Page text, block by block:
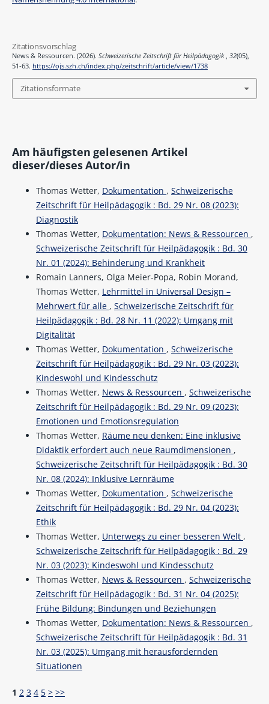
Zitationsvorschlag
News & Ressourcen. (2026). Schweizerische Zeitschrift für Heilpädagogik , 32(05),
51-63. https://ojs.szh.ch/index.php/zeitschrift/article/view/1738
Zitationsformate
Am häufigsten gelesenen Artikel
dieser/dieses Autor/in
Thomas Wetter, Dokumentation , Schweizerische
Zeitschrift für Heilpädagogik : Bd. 29 Nr. 08 (2023):
Diagnostik
Thomas Wetter, Dokumentation: News & Ressourcen ,
Schweizerische Zeitschrift für Heilpädagogik : Bd. 30
Nr. 01 (2024): Behinderung und Krankheit
Romain Lanners, Olga Meier-Popa, Robin Morand,
Thomas Wetter, Lehrmittel in Universal Design –
Mehrwert für alle , Schweizerische Zeitschrift für
Heilpädagogik : Bd. 28 Nr. 11 (2022): Umgang mit
Digitalität
Thomas Wetter, Dokumentation , Schweizerische
Zeitschrift für Heilpädagogik : Bd. 29 Nr. 03 (2023):
Kindeswohl und Kindesschutz
Thomas Wetter, News & Ressourcen , Schweizerische
Zeitschrift für Heilpädagogik : Bd. 29 Nr. 09 (2023):
Emotionen und Emotionsregulation
Thomas Wetter, Räume neu denken: Eine inklusive
Didaktik erfordert auch neue Raumdimensionen ,
Schweizerische Zeitschrift für Heilpädagogik : Bd. 30
Nr. 08 (2024): Inklusive Lernräume
Thomas Wetter, Dokumentation , Schweizerische
Zeitschrift für Heilpädagogik : Bd. 29 Nr. 04 (2023):
Ethik
Thomas Wetter, Unterwegs zu einer besseren Welt ,
Schweizerische Zeitschrift für Heilpädagogik : Bd. 29
Nr. 03 (2023): Kindeswohl und Kindesschutz
Thomas Wetter, News & Ressourcen , Schweizerische
Zeitschrift für Heilpädagogik : Bd. 31 Nr. 04 (2025):
Frühe Bildung: Bindungen und Beziehungen
Thomas Wetter, Dokumentation: News & Ressourcen ,
Schweizerische Zeitschrift für Heilpädagogik : Bd. 31
Nr. 03 (2025): Umgang mit herausfordernden
Situationen
1 2 3 4 5 > >>